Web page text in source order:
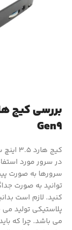
Gen9
در سرور مورد
سرورها به صورت
توانید به صورت
کنید. لازم است
پلاستیکی تولید
می باشد. چرا که